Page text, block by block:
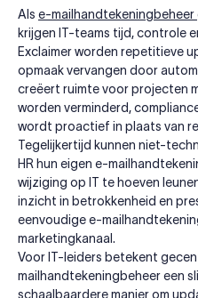
Als e-mailhandtekeningbeheer
krijgen IT-teams tijd, controle
Exclaimer worden repetitieve
opmaak vervangen door
creëert ruimte voor projecten
worden verminderd,
wordt proactief in plaats van
Tegelijkertijd kunnen niet-
HR hun eigen e-
wijziging op IT te hoeven
inzicht in betrokkenheid en
eenvoudige e-
marketingkanaal.
Voor IT-leiders betekent
mailhandtekeningbeheer een
schaalbaardere manier om